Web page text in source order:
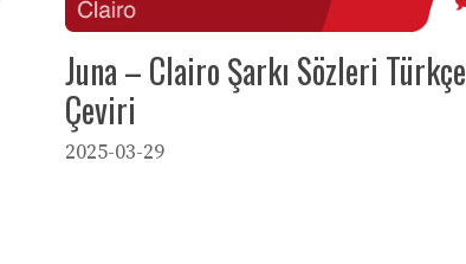
Juna – Clairo Şarkı Sözleri Türkçe
Çeviri
2025-03-29